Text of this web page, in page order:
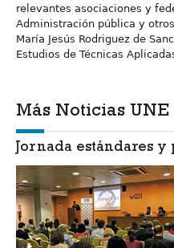
relevantes asociaciones y
Administración pública y
María Jesús Rodriguez de
Estudios de Técnicas
Más Noticias UNE
Jornada estándares